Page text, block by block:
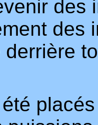
des
des